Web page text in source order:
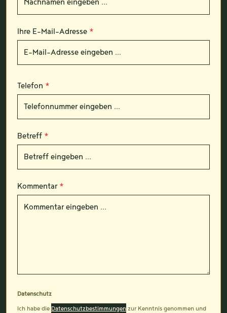
Ihre E-Mail-Adresse *
Telefon *
Betreff *
Kommentar *
Datenschutz
Ich habe die Datenschutzbestimmungen zur Kenntnis genommen und